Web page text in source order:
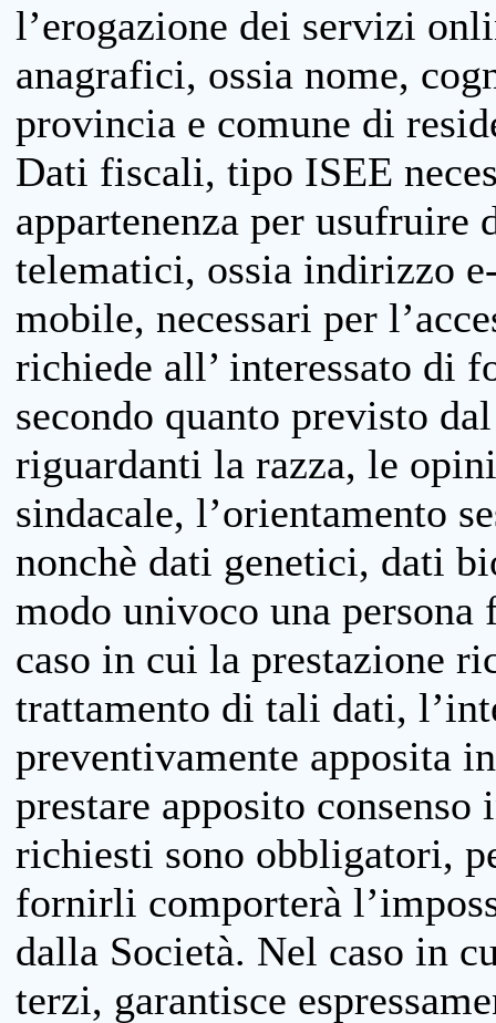
l’erogazione dei servizi
anagrafici, ossia nome,
provincia e comune di
Dati fiscali, tipo ISEE
appartenenza per
telematici, ossia indirizzo
mobile, necessari per
richiede all’ interessato di
secondo quanto previsto
riguardanti la razza, le
sindacale, l’orientamento
nonchè dati genetici, dati
modo univoco una
caso in cui la prestazione
trattamento di tali dati,
preventivamente apposita
prestare apposito
richiesti sono obbligatori,
fornirli comporterà
dalla Società. Nel caso in
terzi, garantisce